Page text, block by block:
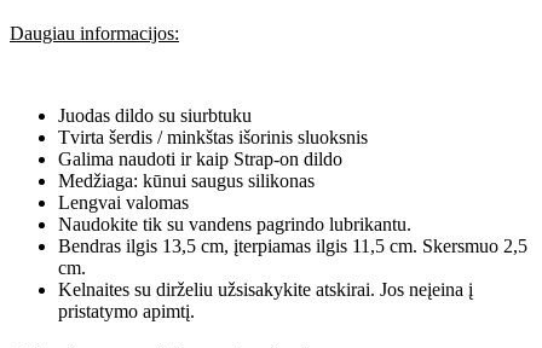
Daugiau informacijos:
Juodas dildo su siurbtuku
Tvirta šerdis / minkštas išorinis sluoksnis
Galima naudoti ir kaip Strap-on dildo
Medžiaga: kūnui saugus silikonas
Lengvai valomas
Naudokite tik su vandens pagrindo lubrikantu.
Bendras ilgis 13,5 cm, įterpiamas ilgis 11,5 cm. Skersmuo 2,5
cm.
Kelnaites su dirželiu užsisakykite atskirai. Jos neįeina į
pristatymo apimtį.